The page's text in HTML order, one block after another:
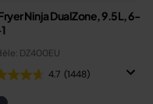
Ninja DualZone, 9.5L, 6-
DZ400EU
4.7 (1448)